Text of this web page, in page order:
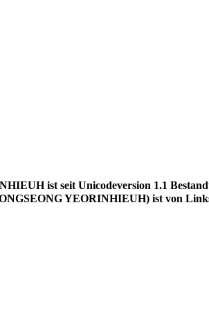
ist seit Unicodeversion 1.1
YEORINHIEUH) ist von